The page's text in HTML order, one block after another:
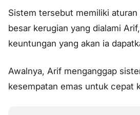
Sistem tersebut memiliki aturan
besar kerugian yang dialami
keuntungan yang akan ia
Awalnya, Arif menganggap
kesempatan emas untuk cepat